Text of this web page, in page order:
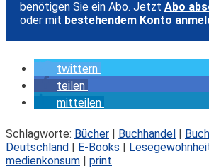
benötigen Sie ein Abo. Jetzt Abo
oder mit bestehendem Konto
twittern
teilen
mitteilen
Schlagworte: Bücher | Buchhandel |
Deutschland | E-Books |
medienkonsum | print